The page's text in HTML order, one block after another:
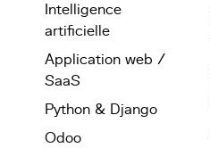
Intelligence
artificielle
Application web /
SaaS
Python & Django
Odoo